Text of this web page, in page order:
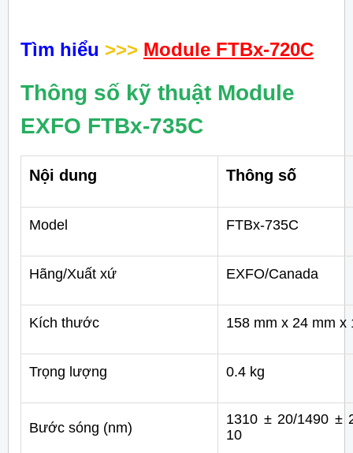
Tìm hiểu >>> Module FTBx-720C
Thông số kỹ thuật Module
EXFO FTBx-735C
Nội dung Thông số
Model FTBx-735C
Hãng/Xuất xứ EXFO/Canada
Kích thước 158 mm x 24 mm x
Trọng lượng 0.4 kg
Bước sóng (nm)
1310 ± 20/1490 ±
10